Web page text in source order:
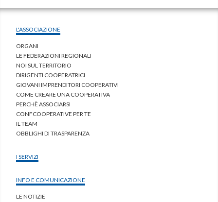
L'ASSOCIAZIONE
ORGANI
LE FEDERAZIONI REGIONALI
NOI SUL TERRITORIO
DIRIGENTI COOPERATRICI
GIOVANI IMPRENDITORI COOPERATIVI
COME CREARE UNA COOPERATIVA
PERCHÈ ASSOCIARSI
CONFCOOPERATIVE PER TE
IL TEAM
OBBLIGHI DI TRASPARENZA
I SERVIZI
INFO E COMUNICAZIONE
LE NOTIZIE